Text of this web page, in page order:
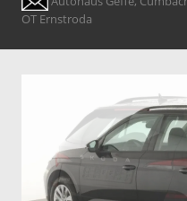
OT Ernstroda